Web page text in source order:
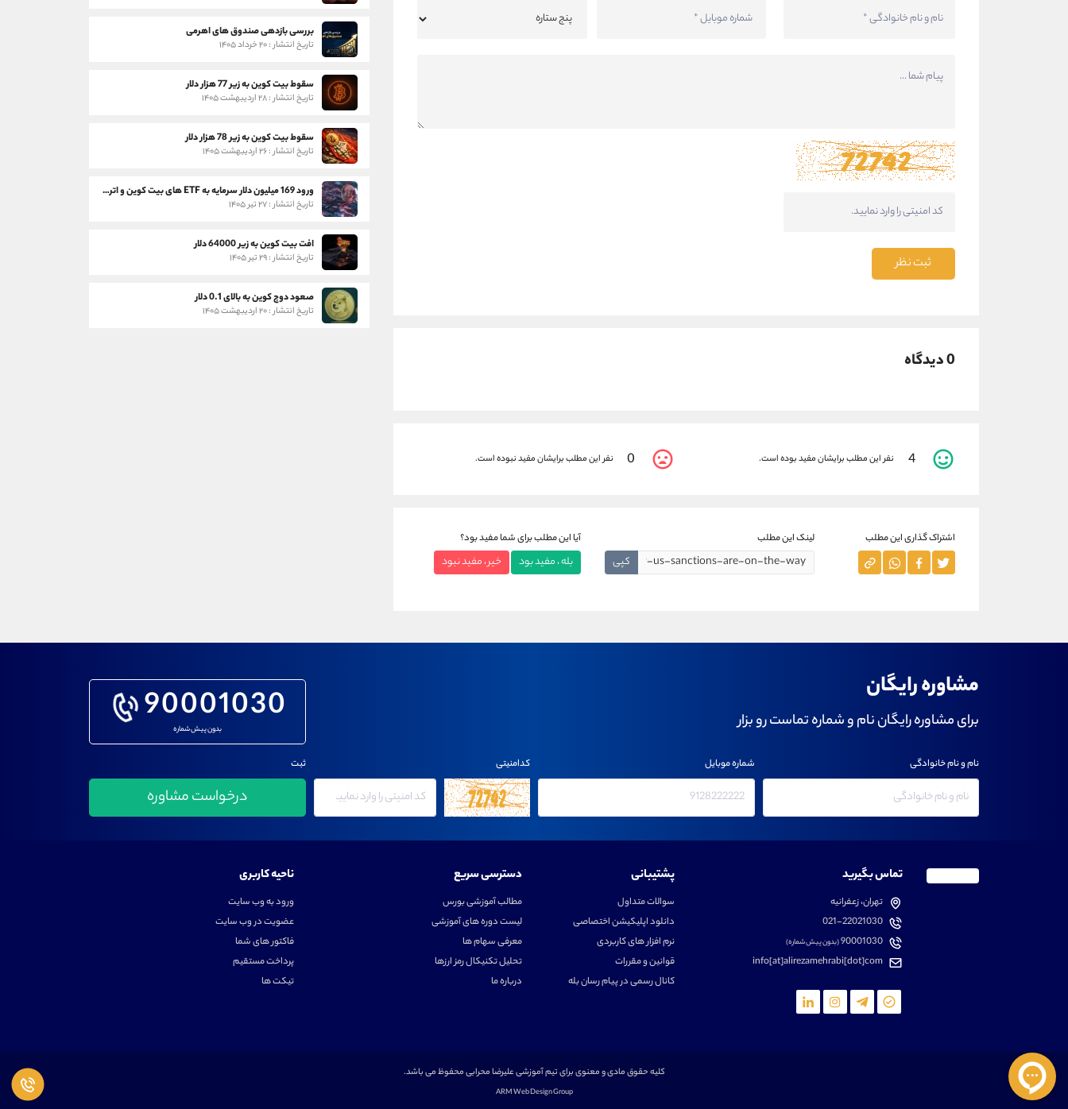
ثبت نظر
0 دیدگاه
4 نفر این مطلب برایشان مفید بوده است. 0 نفر این مطلب برایشان مفید نبوده است.
اشتراک گذاری این مطلب لینک این مطلب
کپی
آیا این مطلب برای شما مفید بود؟
بله ، مفید بود خیر ، مفید نبود
بررسی بازدهی صندوق های اهرمی
تاریخ انتشار : ۲۰ خرداد ۱۴۰۵
سقوط بیت کوین به زیر 77 هزار دلار
تاریخ انتشار : ۲۸ اردیبهشت ۱۴۰۵
سقوط بیت کوین به زیر 78 هزار دلار
تاریخ انتشار : ۲۶ اردیبهشت ۱۴۰۵
ورود 169 میلیون دلار سرمایه به ETF های بیت کوین و اتریوم
تاریخ انتشار : ۲۷ تیر ۱۴۰۵
افت بیت کوین به زیر 64000 دلار
تاریخ انتشار : ۲۹ تیر ۱۴۰۵
صعود دوج کوین به بالای 0.1 دلار
تاریخ انتشار : ۲۰ اردیبهشت ۱۴۰۵
مشاوره رایگان
برای مشاوره رایگان نام و شماره تماست رو بزار 90001030
بدون پیش شماره
نام و نام خانوادگی شماره موبایل کدامنیتی ثبت
تماس بگیرید
تهران، زعفرانیه
021-22021030
90001030(بدون پیش شماره)
info[at]alirezamehrabi[dot]com
پشتیبانی
سوالات متداول
دانلود اپلیکیشن اختصاصی
نرم افزار های کاربردی
قوانین و مقررات
کانال رسمی در پیام رسان بله
دسترسی سریع
مطالب آموزشی بورس
لیست دوره های آموزشی
معرفی سهام ها
تحلیل تکنیکال رمز ارزها
درباره ما
ناحیه کاربری
ورود به وب سایت
عضویت در وب سایت
فاکتور های شما
پرداخت مستقیم
تیکت ها
کلیه حقوق مادی و معنوی برای تیم آموزشی علیرضا محرابی محفوظ می باشد.
ARM Web Design Group